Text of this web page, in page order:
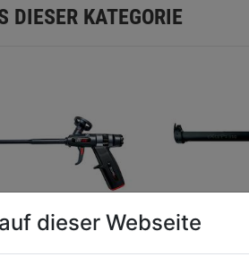
DIESER KATEGORIE
dieser Webseite